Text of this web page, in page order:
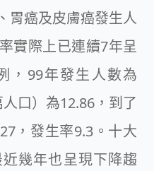
胃癌及皮膚癌發生人
實際上已連續7年呈
，99年發生人數為
口）為12.86，到了
，發生率9.3。十大
幾年也呈現下降趨